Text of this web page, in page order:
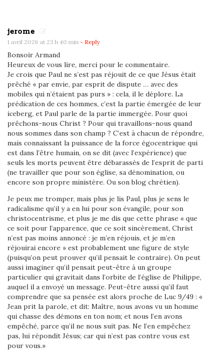
jerome
1 avril 2026 at 23 h 40 min - Reply
Bonsoir Armand
Heureux de vous lire, merci pour le commentaire.
Je crois que Paul ne s’est pas réjouit de ce que Jésus était
prêché « par envie, par esprit de dispute … avec des
mobiles qui n’étaient pas purs » : cela, il le déplore. La
prédication de ces hommes, c’est la partie émergée de leur
iceberg, et Paul parle de la partie immergée. Pour quoi
prêchons-nous Christ ? Pour qui travaillons-nous quand
nous sommes dans son champ ? C’est à chacun de répondre,
mais connaissant la puissance de la force égocentrique qui
est dans l’être humain, on se dit (avec l’expérience) que
seuls les morts peuvent être débarassés de l’esprit de parti
(ne travailler que pour son église, sa dénomination, ou
encore son propre ministère. Ou son blog chrétien).
Je peux me tromper, mais plus je lis Paul, plus je sens le
radicalisme qu’il y a en lui pour son évangile, pour son
christocentrisme, et plus je me dis que cette phrase « que
ce soit pour l’apparence, que ce soit sincèrement, Christ
n’est pas moins annoncé : je m’en réjouis, et je m’en
réjouirai encore » est probablement une figure de style
(puisqu’on peut prouver qu’il pensait le contraire). On peut
aussi imaginer qu’il pensait peut-être à un groupe
particulier qui gravitait dans l’orbite de l’église de Philippe,
auquel il a envoyé un message. Peut-être aussi qu’il faut
comprendre que sa pensée est alors proche de Luc 9/49 : «
Jean prit la parole, et dit: Maître, nous avons vu un homme
qui chasse des démons en ton nom; et nous l’en avons
empêché, parce qu’il ne nous suit pas. Ne l’en empêchez
pas, lui répondit Jésus; car qui n’est pas contre vous est
pour vous.»